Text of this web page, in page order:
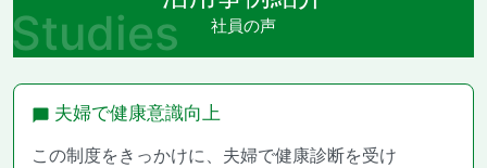
社員の声
Studies
夫婦で健康意識向上
この制度をきっかけに、夫婦で健康診断を受け